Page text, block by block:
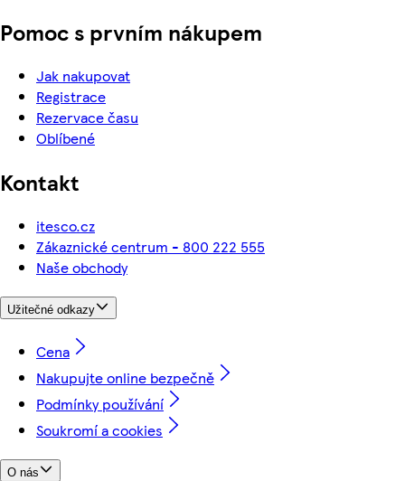
Pomoc s prvním nákupem
Jak nakupovat
Registrace
Rezervace času
Oblíbené
Kontakt
itesco.cz
Zákaznické centrum - 800 222 555
Naše obchody
Užitečné odkazy
Cena
Nakupujte online bezpečně
Podmínky používání
Soukromí a cookies
O nás